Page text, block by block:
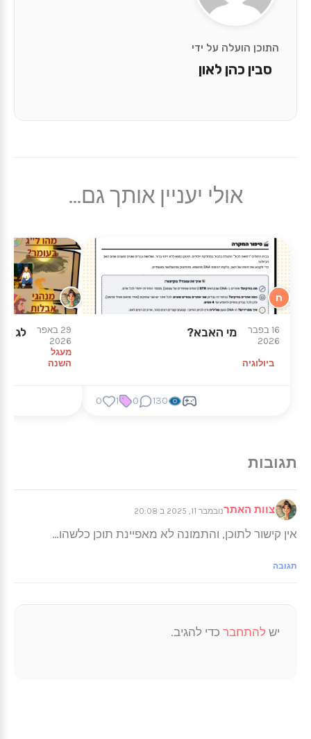
התוכן הועלה על ידי
סבין כהן לאון
אולי יעניין אותך גם...
ח
16 בפבר
2026
ביולוגיה
מי האבא?
130
0
1
0
29 באפר
2026
מעגל
השנה
לג
צוות האתרנובמבר 11, 2025 ב 20:08
אין קישור לתוכן, והתמונה לא מאפיינת תוכן כלשהו…
תגובה
יש להתחבר כדי להגיב.